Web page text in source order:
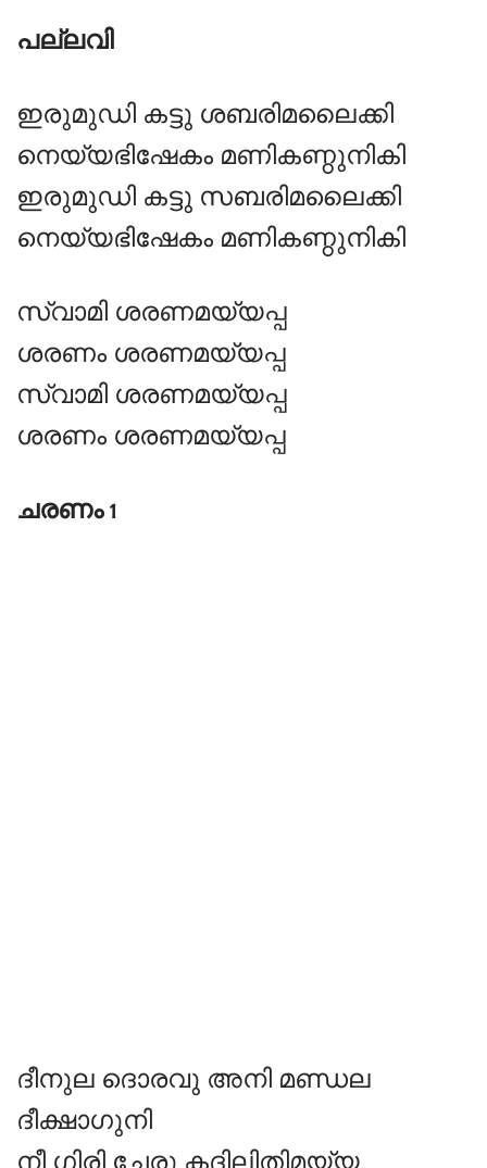
പല്ലവി
ഇരുമുഡി കട്ടു ശബരിമലൈക്കി
നെയ്യഭിഷേകം മണികണ്ഠുനികി
ഇരുമുഡി കട്ടു സബരിമലൈക്കി
നെയ്യഭിഷേകം മണികണ്ഠുനികി
സ്വാമി ശരണമയ്യപ്പ
ശരണം ശരണമയ്യപ്പ
സ്വാമി ശരണമയ്യപ്പ
ശരണം ശരണമയ്യപ്പ
ചരണം 1
ദീനുല ദൊരവു അനി മണ്ഡല
ദീക്ഷാഗുനി